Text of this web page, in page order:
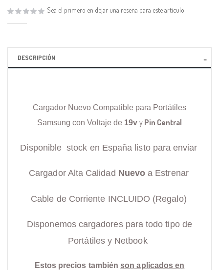
Sea el primero en dejar una reseña para este artículo
DESCRIPCIÓN
Cargador Nuevo Compatible para Portátiles
Samsung con Voltaje de 19v y Pin Central
Disponible stock en España listo para enviar
Cargador Alta Calidad Nuevo a Estrenar
Cable de Corriente INCLUIDO (Regalo)
Disponemos cargadores para todo tipo de
Portátiles y Netbook
Estos precios también son aplicados en